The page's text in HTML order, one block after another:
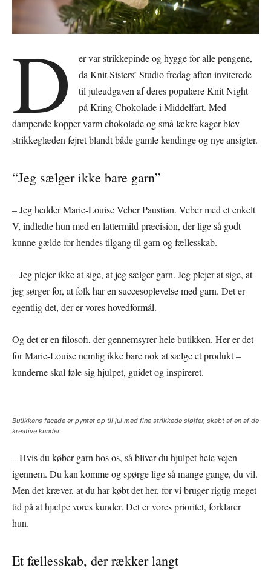
D
er var strikkepinde og hygge for alle pengene,
da Knit Sisters’ Studio fredag aften inviterede
til juleudgaven af deres populære Knit Night
på Kring Chokolade i Middelfart. Med
dampende kopper varm chokolade og små lækre kager blev
strikkeglæden fejret blandt både gamle kendinge og nye ansigter.
“Jeg sælger ikke bare garn”
– Jeg hedder Marie-Louise Veber Paustian. Veber med et enkelt
V, indledte hun med en lattermild præcision, der lige så godt
kunne gælde for hendes tilgang til garn og fællesskab.
– Jeg plejer ikke at sige, at jeg sælger garn. Jeg plejer at sige, at
jeg sørger for, at folk har en succesoplevelse med garn. Det er
egentlig det, der er vores hovedformål.
Og det er en filosofi, der gennemsyrer hele butikken. Her er det
for Marie-Louise nemlig ikke bare nok at sælge et produkt –
kunderne skal føle sig hjulpet, guidet og inspireret.
Butikkens facade er pyntet op til jul med fine strikkede sløjfer, skabt af en af de
kreative kunder.
– Hvis du køber garn hos os, så bliver du hjulpet hele vejen
igennem. Du kan komme og spørge lige så mange gange, du vil.
Men det kræver, at du har købt det her, for vi bruger rigtig meget
tid på at hjælpe vores kunder. Det er vores prioritet, forklarer
hun.
Et fællesskab, der rækker langt